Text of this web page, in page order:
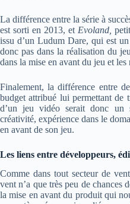
La différence entre la série à
est sorti en 2013, et Evoland,
issu d’un Ludum Dare, qui est
donc pas dans la réalisation du
dans la mise en avant du jeu et
Finalement, la différence entre
budget attribué lui permettant de
d’un jeu vidéo serait donc un
créativité, expérience dans le
en avant de son jeu.
Les liens entre développeurs,
Comme dans tout secteur de
vent n’a que très peu de chances
la mise en avant du produit qui